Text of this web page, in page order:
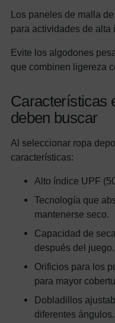
Los paneles de malla
para actividades de alta
Evite los algodones
que combinen ligereza
Características
deben buscar
Al seleccionar ropa
características:
Alto índice UPF
Tecnología que
mantenerse seco.
Capacidad de
después del juego.
Orificios para los
para mayor
Dobladillos
diferentes ángulos.